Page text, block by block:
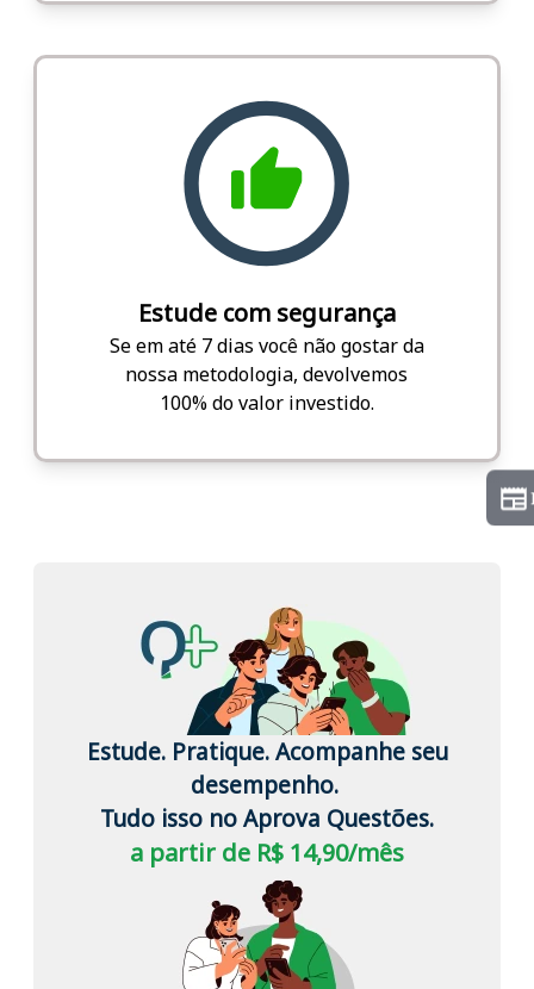
Estude com segurança
Se em até 7 dias você não gostar da
nossa metodologia, devolvemos
100% do valor investido.
Estude. Pratique. Acompanhe seu
desempenho.
Tudo isso no Aprova Questões.
a partir de R$ 14,90/mês